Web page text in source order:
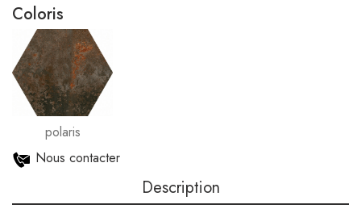
Coloris
polaris
Nous contacter
Description